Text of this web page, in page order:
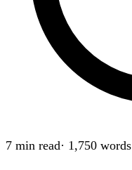
7 min read· 1,750 words